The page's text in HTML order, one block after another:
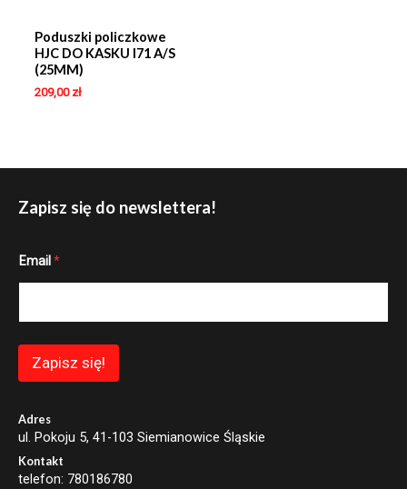
Poduszki policzkowe
HJC DO KASKU I71 A/S
(25MM)
209,00 zł
Zapisz się do newslettera!
m
E
l
m
a
l
Email *
Zapisz się!
Adres
ul. Pokoju 5, 41-103 Siemianowice Śląskie
Kontakt
telefon: 780186780